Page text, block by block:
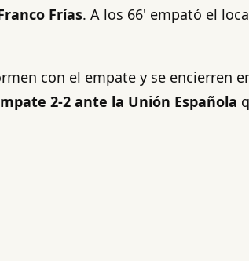
Frías. A los 66' empató el
con el empate y se encierren
2-2 ante la Unión Española